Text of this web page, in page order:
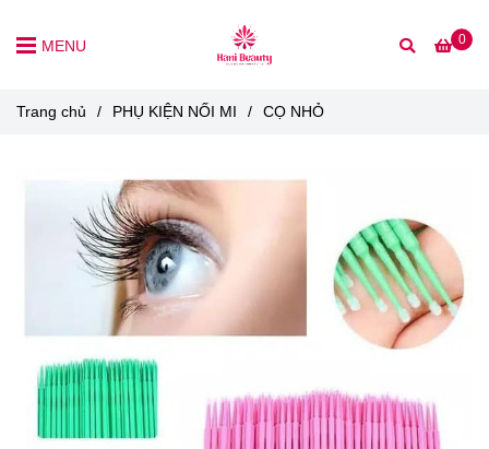
0
MENU
Trang chủ / PHỤ KIỆN NỐI MI / CỌ NHỎ